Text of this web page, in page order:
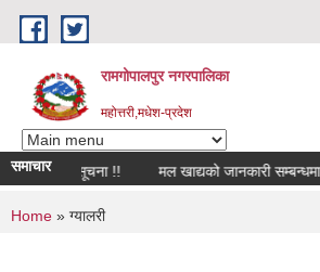
Skip to main content
रामगोपालपुर नगरपालिका
महोत्तरी,मधेश-प्रदेश
समाचारसूचना !! मल खाद्यको जानकारी सम्बन्धमा ।
You are here
Home » ग्यालरी